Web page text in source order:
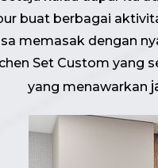
buat berbagai
memasak dengan
Set Custom yang
yang menawarkan